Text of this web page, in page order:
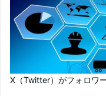
X（Twitter）がフォロワ